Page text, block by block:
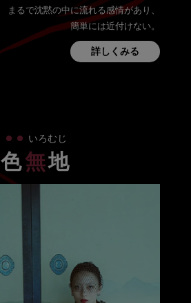
まるで沈黙の中に流れる感情があり、
簡単には近付けない。
詳しくみる
・ ・ いろむじ
色無地